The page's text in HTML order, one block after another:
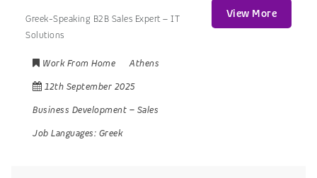
Greek-Speaking B2B Sales Expert – IT
Solutions
Work From Home
Athens
12th September 2025
Business Development – Sales
Job Languages: Greek
View More